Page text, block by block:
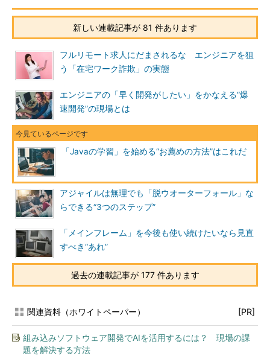
新しい連載記事が 81 件あります
フルリモート求人にだまされるな エンジニアを狙
う「在宅ワーク詐欺」の実態
エンジニアの「早く開発がしたい」をかなえる“爆
速開発”の現場とは
「Javaの学習」を始める“お薦めの方法”はこれだ
アジャイルは無理でも「脱ウオーターフォール」な
らできる“3つのステップ”
「メインフレーム」を今後も使い続けたいなら見直
すべき“あれ”
過去の連載記事が 177 件あります
関連資料（ホワイトペーパー） [PR]
組み込みソフトウェア開発でAIを活用するには？ 現場の課
題を解決する方法